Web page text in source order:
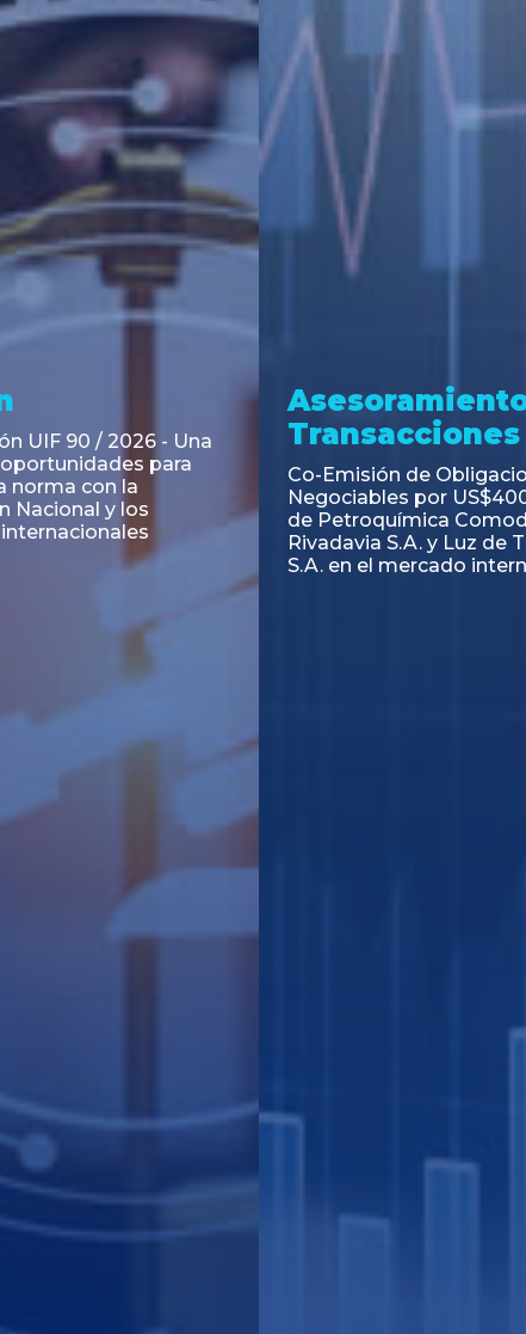
y
E de Central
un Valor Nominal
Transacciones
PAGBAM asesoró a
autorización para la
de los Certificados de
del Fideicomiso
Inmobiliario "Espacio